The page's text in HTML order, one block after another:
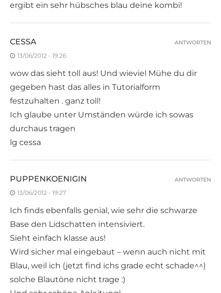
ergibt ein sehr hübsches blau deine kombi!
CESSA
13/06/2012 - 19:26
wow das sieht toll aus! Und wieviel Mühe du dir
gegeben hast das alles in Tutorialform
festzuhalten . ganz toll!
Ich glaube unter Umständen würde ich sowas
durchaus tragen
lg cessa
ANTWORTEN
PUPPENKOENIGIN
13/06/2012 - 19:27
Ich finds ebenfalls genial, wie sehr die schwarze
Base den Lidschatten intensiviert.
Sieht einfach klasse aus!
Wird sicher mal eingebaut – wenn auch nicht mit
Blau, weil ich (jetzt find ichs grade echt schade^^)
solche Blautöne nicht trage :)
ANTWORTEN